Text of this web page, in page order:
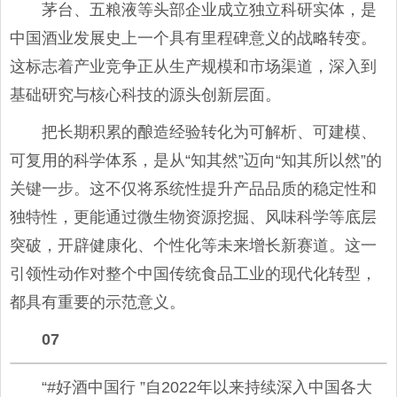
茅台、五粮液等头部企业成立独立科研实体，是
中国酒业发展史上一个具有里程碑意义的战略转变。
这标志着产业竞争正从生产规模和市场渠道，深入到
基础研究与核心科技的源头创新层面。
把长期积累的酿造经验转化为可解析、可建模、
可复用的科学体系，是从“知其然”迈向“知其所以然”的
关键一步。这不仅将系统性提升产品品质的稳定性和
独特性，更能通过微生物资源挖掘、风味科学等底层
突破，开辟健康化、个性化等未来增长新赛道。这一
引领性动作对整个中国传统食品工业的现代化转型，
都具有重要的示范意义。
07
“#好酒中国行 ”自2022年以来持续深入中国各大